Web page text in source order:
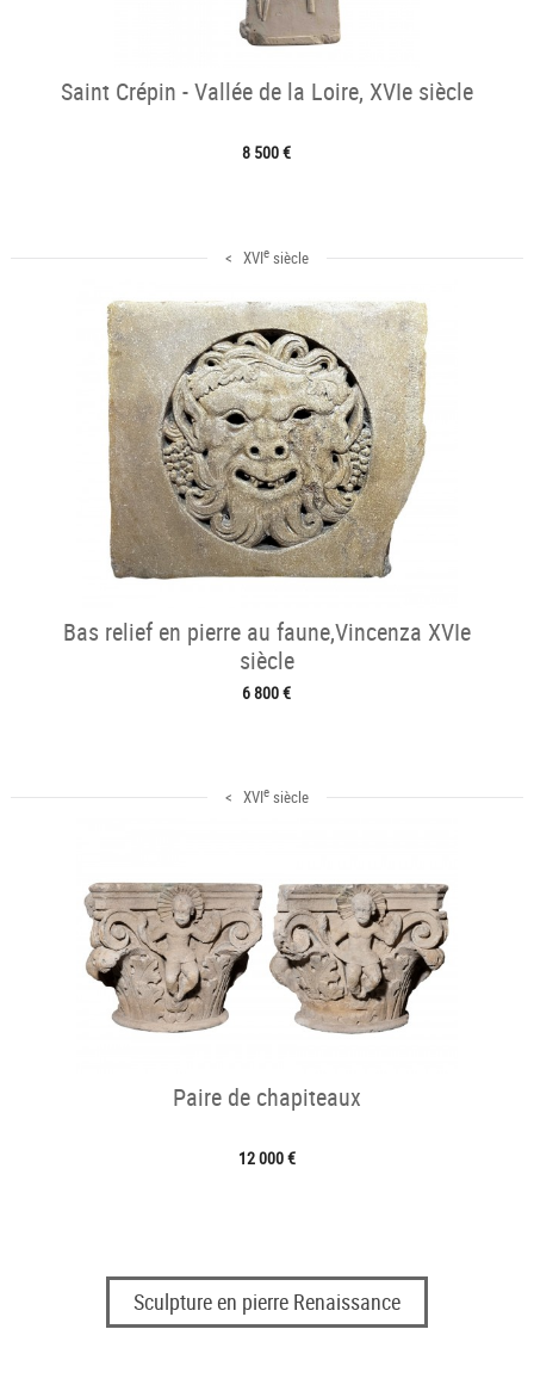
Saint Crépin - Vallée de la Loire, XVIe siècle
8 500 €
< XVIesiècle
Bas relief en pierre au faune,Vincenza XVIe
siècle
6 800 €
< XVIesiècle
Paire de chapiteaux
12 000 €
Sculpture en pierre Renaissance